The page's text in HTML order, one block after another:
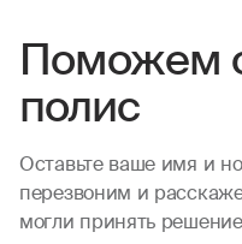
Поможем
полис
Оставьте ваше имя и
перезвоним и
могли принять решение